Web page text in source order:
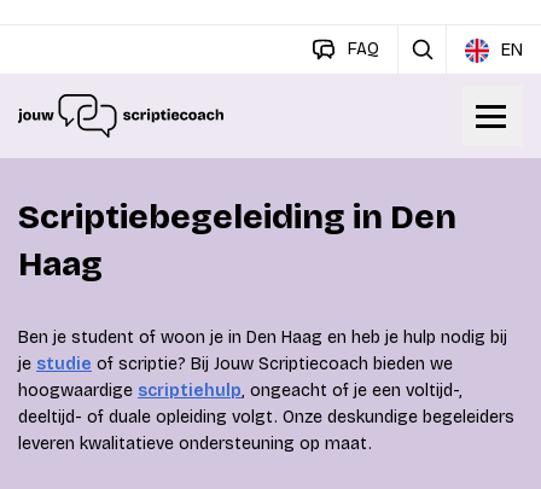
FAQ EN
Scriptiebegeleiding in Den
Haag
Ben je student of woon je in Den Haag en heb je hulp nodig bij
je studie of scriptie? Bij Jouw Scriptiecoach bieden we
hoogwaardige scriptiehulp, ongeacht of je een voltijd-,
deeltijd- of duale opleiding volgt. Onze deskundige begeleiders
leveren kwalitatieve ondersteuning op maat.